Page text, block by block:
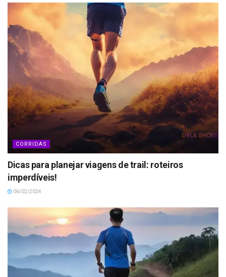
CORRIDAS
Dicas para planejar viagens de trail: roteiros
imperdíveis!
06/02/2024